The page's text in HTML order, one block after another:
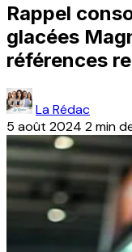
Rappel
glacées
références
La Rédac
5 août 2024 2 min